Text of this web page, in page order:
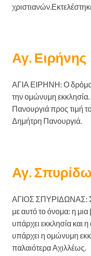
Αγ. Ειρήνης
ΑΓΙΑ ΕΙΡΗΝΗ: Ο
την ομώνυμη
Πανουργιά προς τιμή
Δημήτρη Πανουργιά.
Αγ.
ΑΓΙΟΣ ΣΠΥΡΙΔΩΝΑΣ:
με αυτό το όνομα: η
υπάρχει εκκλησία και
υπάρχει η ομώνυμη
παλαιότερα Αχιλλέως.